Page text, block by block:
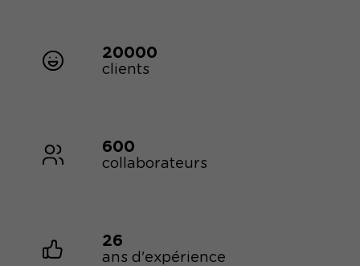
20000
clients
600
collaborateurs
26
ans d'expérience